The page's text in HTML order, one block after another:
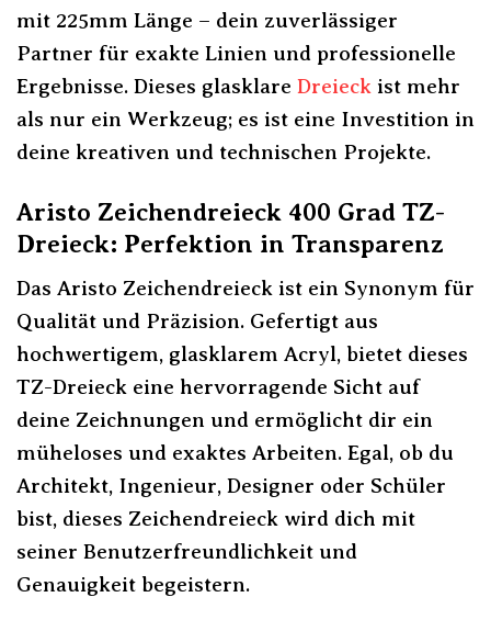
mit 225mm Länge – dein zuverlässiger
Partner für exakte Linien und professionelle
Ergebnisse. Dieses glasklare Dreieck ist mehr
als nur ein Werkzeug; es ist eine Investition in
deine kreativen und technischen Projekte.
Aristo Zeichendreieck 400 Grad TZ-
Dreieck: Perfektion in Transparenz
Das Aristo Zeichendreieck ist ein Synonym für
Qualität und Präzision. Gefertigt aus
hochwertigem, glasklarem Acryl, bietet dieses
TZ-Dreieck eine hervorragende Sicht auf
deine Zeichnungen und ermöglicht dir ein
müheloses und exaktes Arbeiten. Egal, ob du
Architekt, Ingenieur, Designer oder Schüler
bist, dieses Zeichendreieck wird dich mit
seiner Benutzerfreundlichkeit und
Genauigkeit begeistern.